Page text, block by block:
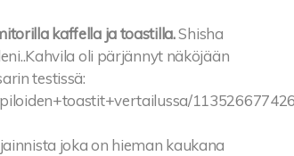
kaffella ja toastilla.Shisha
oli pärjännyt näköjään
testissä:
joka on hieman kaukana